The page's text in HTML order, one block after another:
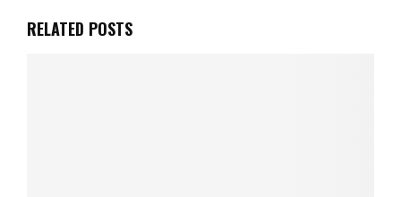
RELATED POSTS